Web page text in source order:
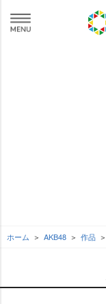
ホーム AKB48 作品